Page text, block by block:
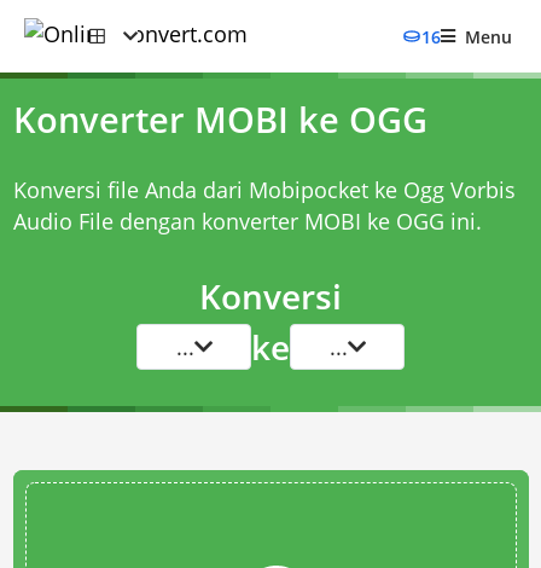
16 Menu
Konverter MOBI ke OGG
Konversi file Anda dari Mobipocket ke Ogg Vorbis
Audio File dengan konverter MOBI ke OGG ini.
Konversi
... ke ...